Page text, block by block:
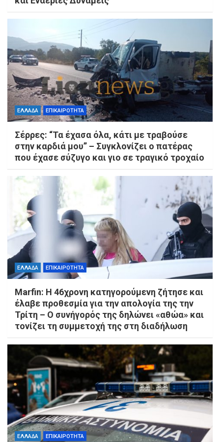
ΕΛΛΑΔΑ ΕΠΙΚΑΙΡΟΤΗΤΑ
Σέρρες: “Τα έχασα όλα, κάτι με τραβούσε
στην καρδιά μου” – Συγκλονίζει ο πατέρας
που έχασε σύζυγο και γιο σε τραγικό τροχαίο
ΕΛΛΑΔΑ ΕΠΙΚΑΙΡΟΤΗΤΑ
Marfin: Η 46χρονη κατηγορούμενη ζήτησε και
έλαβε προθεσμία για την απολογία της την
Τρίτη – Ο συνήγορός της δηλώνει «αθώα» και
τονίζει τη συμμετοχή της στη διαδήλωση
ΕΛΛΑΔΑ ΕΠΙΚΑΙΡΟΤΗΤΑ